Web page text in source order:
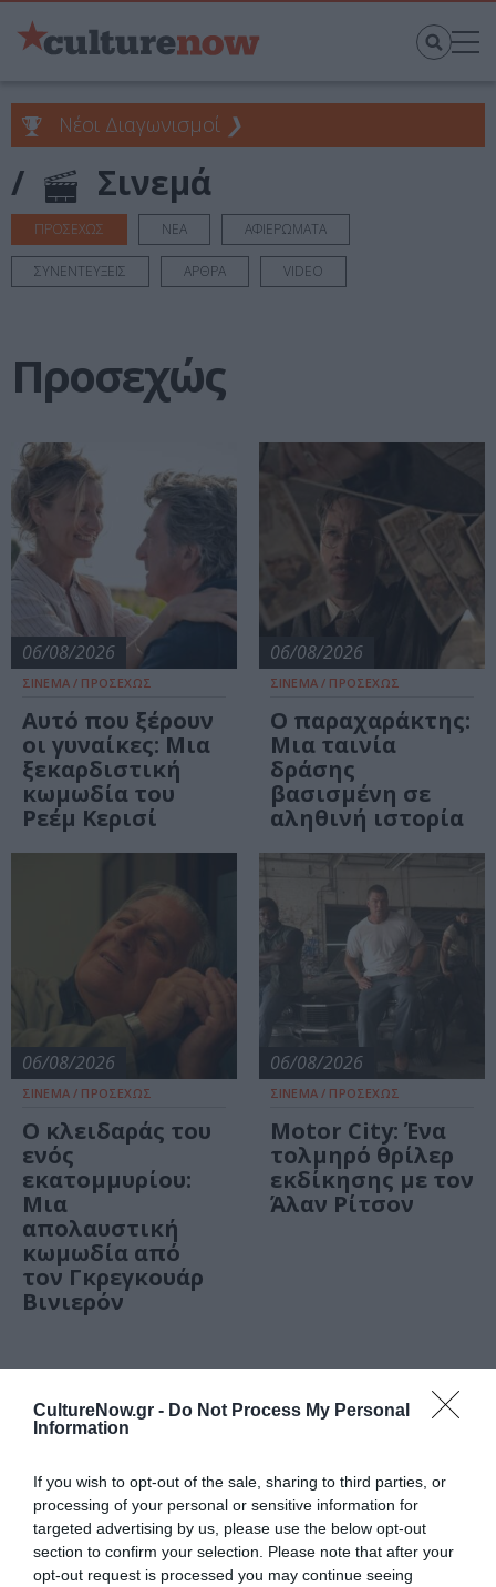
CultureNow.gr - Do Not Process My Personal
Information
If you wish to opt-out of the sale, sharing to third parties, or
processing of your personal or sensitive information for
targeted advertising by us, please use the below opt-out
section to confirm your selection. Please note that after your
opt-out request is processed you may continue seeing
Νέοι Διαγωνισμοί ❯
/ Σινεμά
ΠΡΟΣΕΧΩΣ ΝΕΑ ΑΦΙΕΡΩΜΑΤΑ
ΣΥΝΕΝΤΕΥΞΕΙΣ ΑΡΘΡΑ VIDEO
Προσεχώς
06/08/2026
ΣΙΝΕΜΑ / ΠΡΟΣΕΧΩΣ
Αυτό που ξέρουν
οι γυναίκες: Μια
ξεκαρδιστική
κωμωδία του
Ρεέμ Κερισί
06/08/2026
ΣΙΝΕΜΑ / ΠΡΟΣΕΧΩΣ
Ο παραχαράκτης:
Μια ταινία
δράσης
βασισμένη σε
αληθινή ιστορία
06/08/2026
ΣΙΝΕΜΑ / ΠΡΟΣΕΧΩΣ
Ο κλειδαράς του
ενός
εκατομμυρίου:
Μια
απολαυστική
κωμωδία από
τον Γκρεγκουάρ
Βινιερόν
06/08/2026
ΣΙΝΕΜΑ / ΠΡΟΣΕΧΩΣ
Motor City: Ένα
τολμηρό θρίλερ
εκδίκησης με τον
Άλαν Ρίτσον
Τελευταία
νέα